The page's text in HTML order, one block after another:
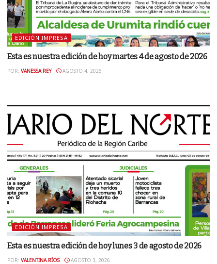
EDICIÓN IMPRESA
Esta es nuestra edición de hoy martes 4 de agosto de 2026
POR: VANESSA REY AGOSTO 4, 2026
EDICIÓN IMPRESA
Esta es nuestra edición de hoy lunes 3 de agosto de 2026
POR: VALENTINA RÍOS AGOSTO 3, 2026